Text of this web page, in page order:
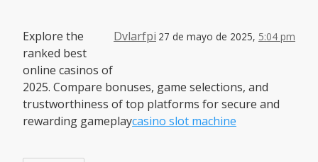
Dvlarfpi 27 de mayo de 2025, 5:04 pm
Explore the
ranked best
online casinos of
2025. Compare bonuses, game selections, and
trustworthiness of top platforms for secure and
rewarding gameplaycasino slot machine